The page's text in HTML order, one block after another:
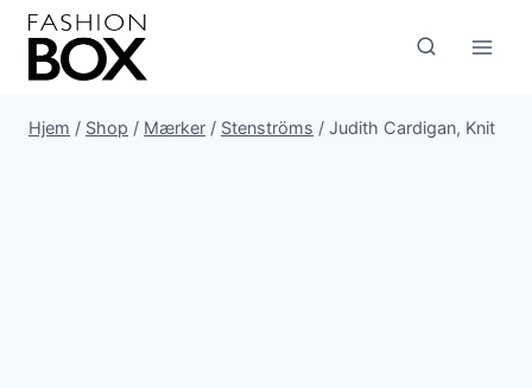
Fortsæt
indhold
Hjem / Shop / Mærker / Stenströms / Judith Cardigan, Knit